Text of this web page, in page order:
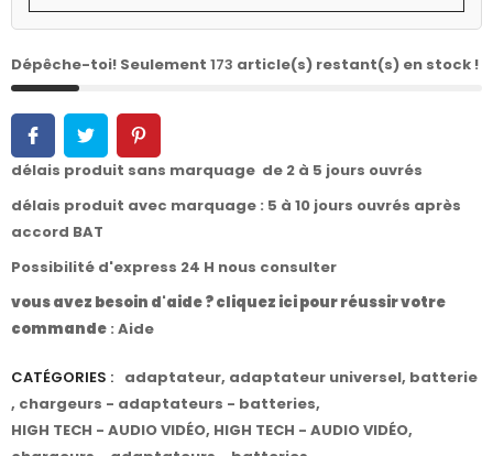
Dépêche-toi! Seulement 173 article(s) restant(s) en stock !
délais produit sans marquage de 2 à 5 jours ouvrés
délais produit avec marquage : 5 à 10 jours ouvrés après
accord BAT
Possibilité d'express 24 H nous consulter
vous avez besoin d'aide ? cliquez ici pour réussir votre
commande : Aide
CATÉGORIES : adaptateur, adaptateur universel, batterie
, chargeurs - adaptateurs - batteries,
HIGH TECH - AUDIO VIDÉO, HIGH TECH - AUDIO VIDÉO,